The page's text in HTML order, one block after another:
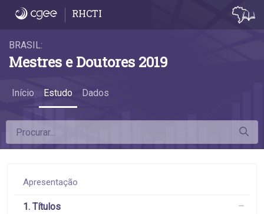
6.6 Remuneração por atividade
RHCTI
BRASIL:
Mestres e Doutores 2019
Início Estudo Dados
Apresentação
1. Títulos